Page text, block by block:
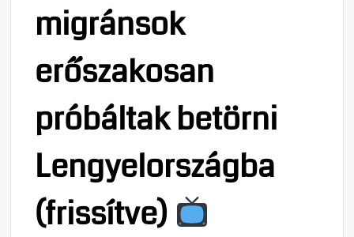
migránsok
erőszakosan
próbáltak betörni
Lengyelországba
(frissítve)